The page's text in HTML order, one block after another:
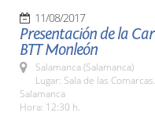
11/08/2017
Presentación de la
BTT Monleón
Salamanca (Salamanca)
Lugar: Sala de las
Salamanca
Hora: 12:30 h.